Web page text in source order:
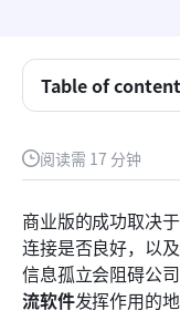
阅读需 17 分钟
商业版的成功取决
连接是否良好，以
信息孤立会阻碍公
流软件发挥作用的地
Table of
理解业务流程管
发现2026年排名
谁真正从BPM工
择